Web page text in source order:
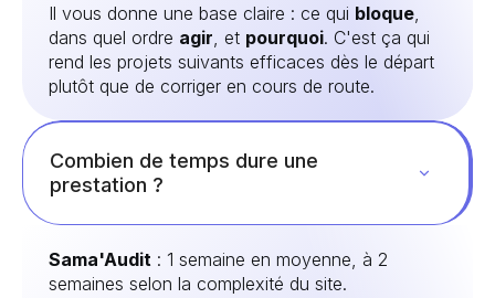
Il vous donne une base claire : ce qui bloque
dans quel ordre agir , et pourquoi. C'est ça qui
rend les projets suivants efficaces dès le départ
plutôt que de corriger en cours de route.
Combien de temps dure une
prestation ?
Sama'Audit : 1 semaine en moyenne, à 2
semaines selon la complexité du site.